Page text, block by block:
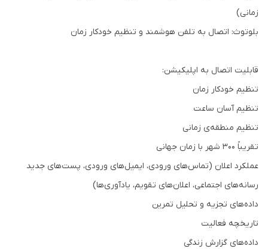
زمانی)
بلوتوث: اتصال به تلفن هوشمند و تنظیم خودکار زمان
قابلیت اتصال به اپلیکیشن:
تنظیم خودکار زمان
تنظیم آسان ساعت
تنظیم منطقه‌ی زمانی
تقریباً 300 شهر با زمان جهانی
عملکرد اعلان (تماس‌های ورودی، ایمیل‌های ورودی، پست‌های جدید
رسانه‌های اجتماعی، اعلان‌های تقویم، یادآوری‌ها)
داده‌های تجزیه و تحلیل تمرین
تاریخچه فعالیت
داده‌های گزارش زندگی